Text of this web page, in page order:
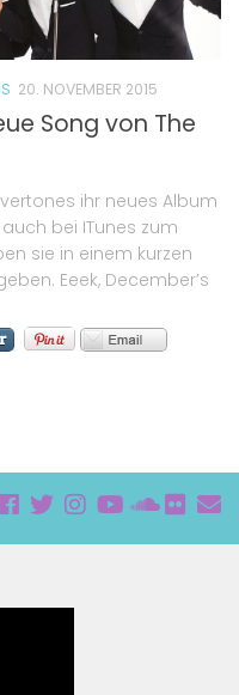
20. NOVEMBER 2015
Song von The
ihr neues Album
bei ITunes zum
sie in einem kurzen
Eeek, December’s